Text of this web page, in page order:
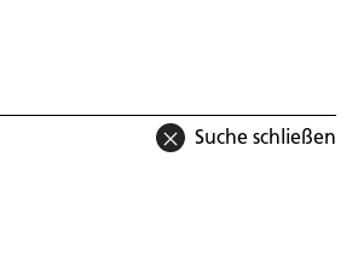
Suche schließen